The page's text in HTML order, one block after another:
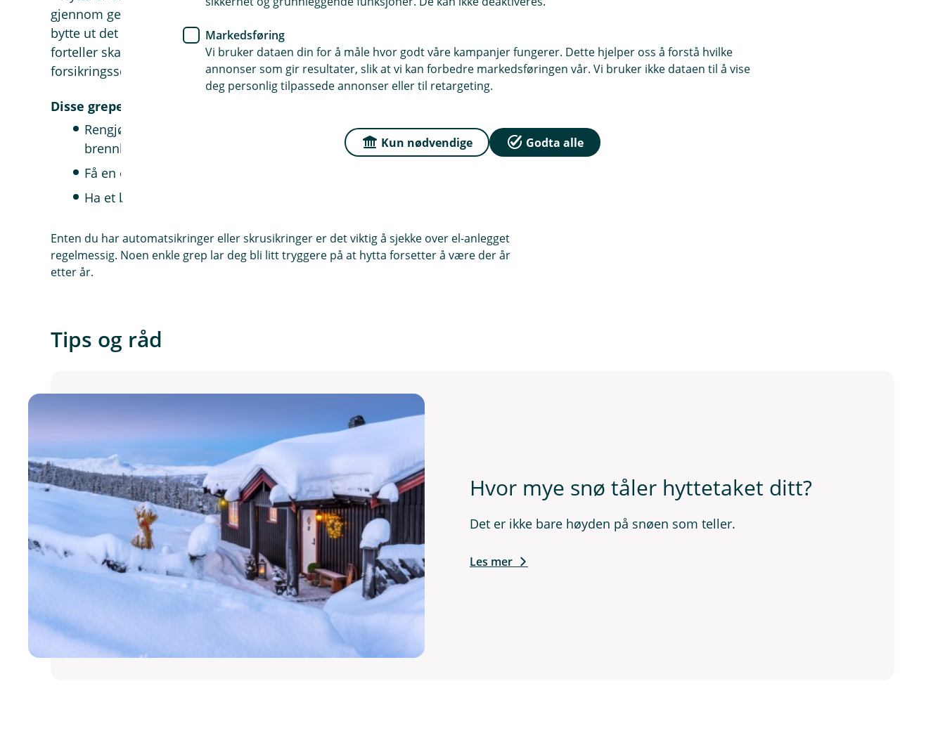
gjennom generasjoner. Da er det verdt å ta en grundig sjekk en gang iblant og å
bytte ut det du trenger, slik at du kan føle deg trygg på at det er der neste år også,
forteller skadeforebygger Therese Hofstad-Nielsen i Fremtind, som er vårt
forsikringsselskap.
Disse grepene lar deg forebygge brann i sikringsskapet
Rengjør skapet og området rundt skapet regelmessig. Fjern støv og
brennbare materialer
Få en elektriker til å inspisere sikringsskapet ditt minst hvert femte år
Ha et brannslukkingsapparat nært sikringsskapet
Enten du har automatsikringer eller skrusikringer er det viktig å sjekke over el-anlegget
regelmessig. Noen enkle grep lar deg bli litt tryggere på at hytta forsetter å være der år
etter år.
Tips og råd
Hvor mye snø tåler hyttetaket ditt?
Det er ikke bare høyden på snøen som teller.
Les mer
Markedsføring
Vi bruker dataen din for å måle hvor godt våre kampanjer fungerer. Dette hjelper oss å forstå hvilke
annonser som gir resultater, slik at vi kan forbedre markedsføringen vår. Vi bruker ikke dataen til å vise
deg personlig tilpassede annonser eller til retargeting.
Kun nødvendige Godta alle